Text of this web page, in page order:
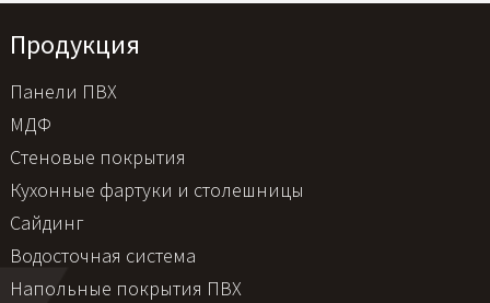
Продукция
Панели ПВХ
МДФ
Стеновые покрытия
Кухонные фартуки и столешницы
Сайдинг
Водосточная система
Напольные покрытия ПВХ